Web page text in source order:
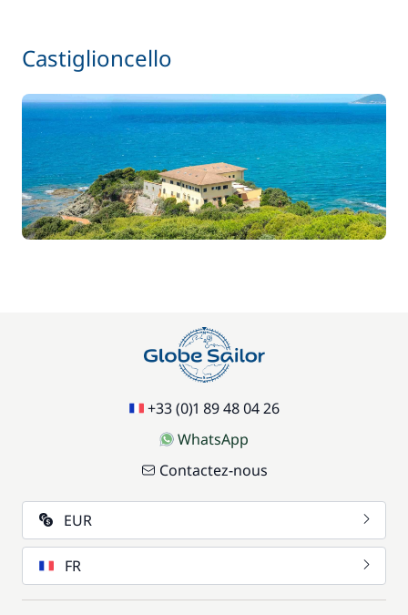
Castiglioncello
+33 (0)1 89 48 04 26
WhatsApp
Contactez-nous
EUR
FR